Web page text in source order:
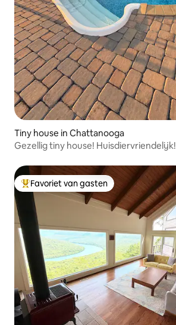
Tiny house in Chattanooga
Gezellig tiny house! Huisdiervriendelijk!
Topfavoriet van gasten
Favoriet van gasten